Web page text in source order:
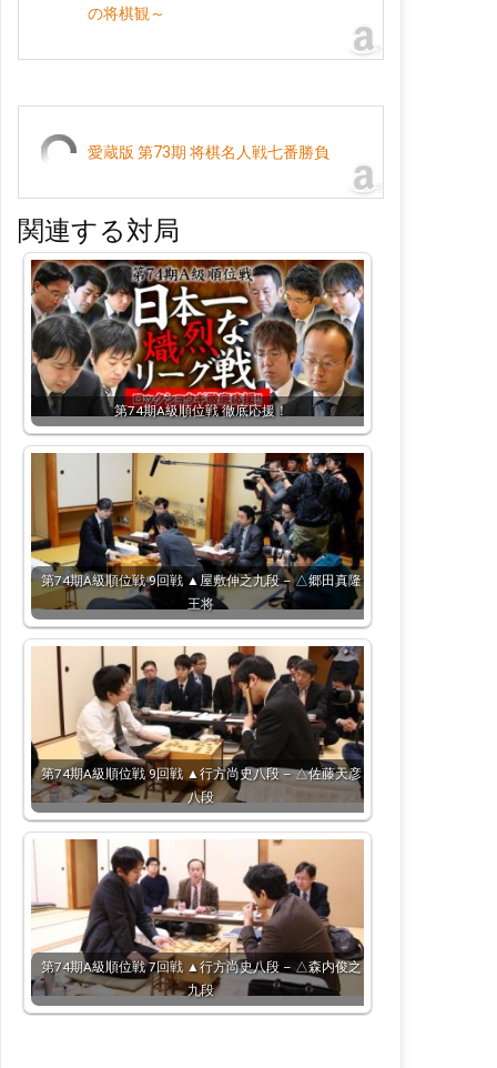
の将棋観～
愛蔵版 第73期 将棋名人戦七番勝負
関連する対局
第74期A級順位戦 徹底応援！
第74期A級順位戦 9回戦 ▲屋敷伸之九段 – △郷田真隆
王将
第74期A級順位戦 9回戦 ▲行方尚史八段 – △佐藤天彦
八段
第74期A級順位戦 7回戦 ▲行方尚史八段 – △森内俊之
九段